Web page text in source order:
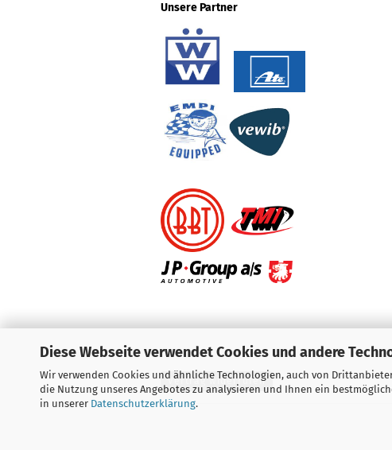
Diese Webseite verwendet Cookies und andere
Wir verwenden Cookies und ähnliche Technologien, auch von
die Nutzung unseres Angebotes zu analysieren und Ihnen ein
in unserer Datenschutzerklärung.
Unsere Partner
Vertrag widerrufen